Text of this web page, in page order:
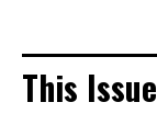
This Issue